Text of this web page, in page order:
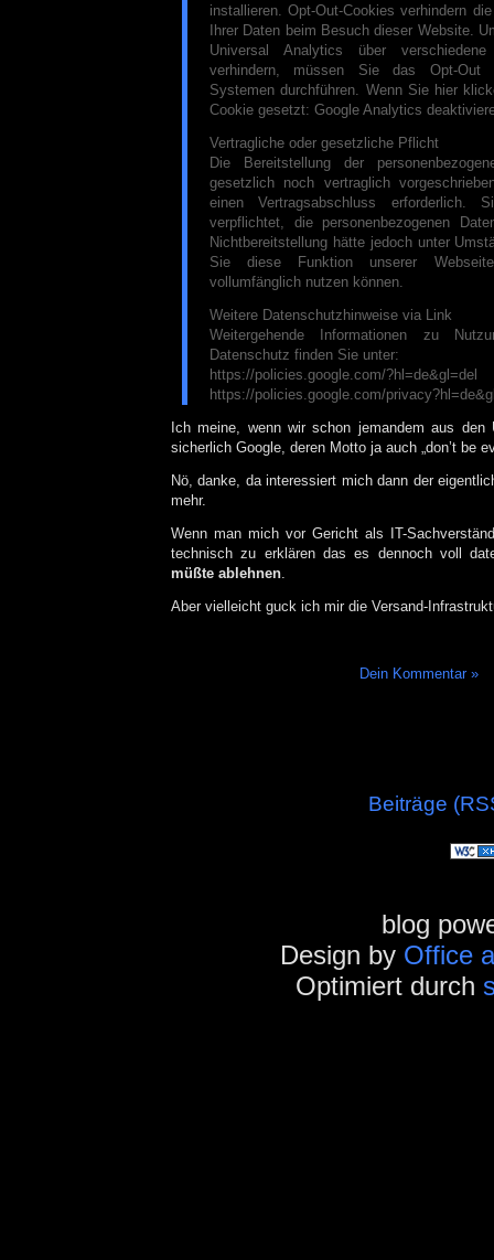
installieren. Opt-Out-Cookies verhindern
Ihrer Daten beim Besuch dieser Website.
Universal Analytics über
verhindern, müssen Sie das Opt-Out
Systemen durchführen. Wenn Sie hier
Cookie gesetzt: Google Analytics
Vertragliche oder gesetzliche Pflicht
Die Bereitstellung der
gesetzlich noch vertraglich
einen Vertragsabschluss erforderlich.
verpflichtet, die personenbezogenen
Nichtbereitstellung hätte jedoch unter
Sie diese Funktion unserer
vollumfänglich nutzen können.
Weitere Datenschutzhinweise via Link
Weitergehende Informationen zu
Datenschutz finden Sie unter:
https://policies.google.com/?hl=de&gl=del
https://policies.google.com/
Ich meine, wenn wir schon jemandem aus den
sicherlich Google, deren Motto ja auch „don’t be
Nö, danke, da interessiert mich dann der
mehr.
Wenn man mich vor Gericht als IT-
technisch zu erklären das es dennoch voll
müßte ablehnen.
Aber vielleicht guck ich mir die Versand-
Dein Kommentar »
Beiträge
blog
Design by Office
Optimiert durch